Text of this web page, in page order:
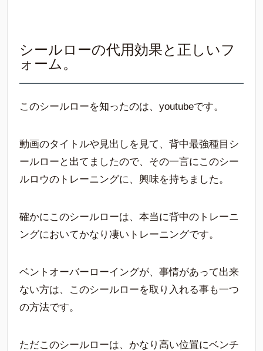
シールローの代用効果と正しいフ
ォーム。
このシールローを知ったのは、youtubeです。
動画のタイトルや見出しを見て、背中最強種目シ
ールローと出てましたので、その一言にこのシー
ルロウのトレーニングに、興味を持ちました。
確かにこのシールローは、本当に背中のトレーニ
ングにおいてかなり凄いトレーニングです。
ベントオーバーローイングが、事情があって出来
ない方は、このシールローを取り入れる事も一つ
の方法です。
ただこのシールローは、かなり高い位置にベンチ